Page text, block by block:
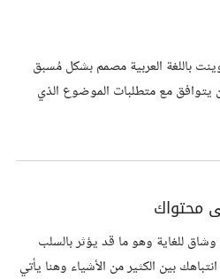
باللغة العربية مصمم بشكل مُسبق
يتوافق مع متطلبات الموضوع الذي
محتواك
للغاية وهو ما قد يؤثر بالسلب
بين الكثير من الأشياء وهنا يأتي